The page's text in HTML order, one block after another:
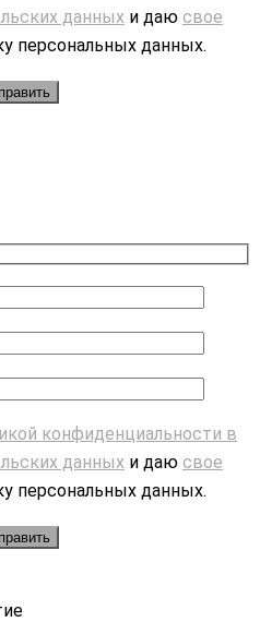
данных и даю свое
персональных данных.
конфиденциальности в
данных и даю свое
персональных данных.